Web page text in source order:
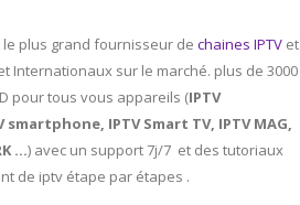
plus grand fournisseur de chaines IPTVet
Internationaux sur le marché. plus de 3000
pour tous vous appareils (IPTV
smartphone, IPTV Smart TV, IPTV MAG,
…) avec un support 7j/7 et des tutoriaux
de iptv étape par étapes .